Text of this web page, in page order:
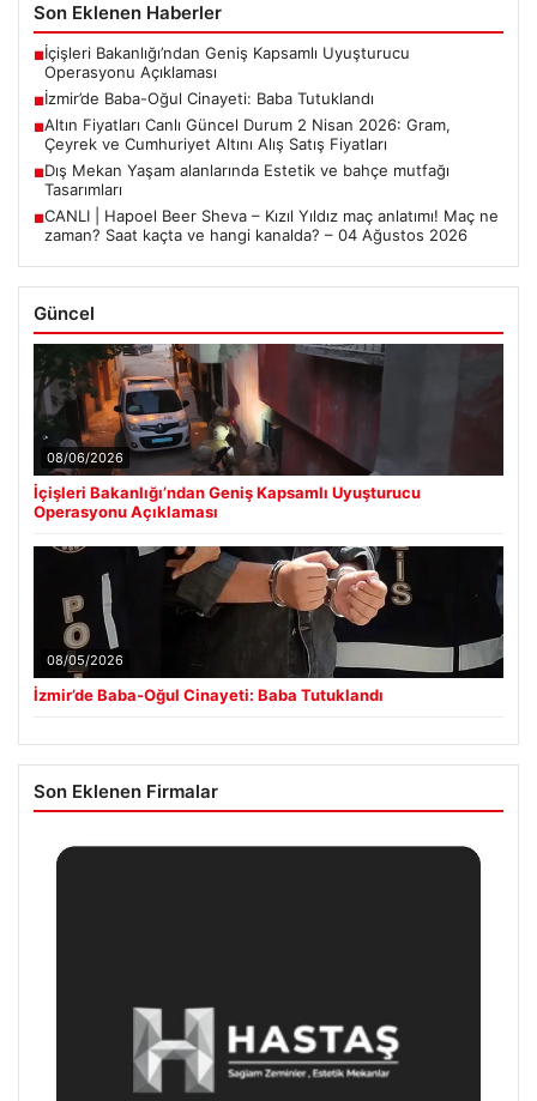
Son Eklenen Haberler
■İçişleri Bakanlığı’ndan Geniş Kapsamlı Uyuşturucu
Operasyonu Açıklaması
■İzmir’de Baba-Oğul Cinayeti: Baba Tutuklandı
■Altın Fiyatları Canlı Güncel Durum 2 Nisan 2026: Gram,
Çeyrek ve Cumhuriyet Altını Alış Satış Fiyatları
■Dış Mekan Yaşam alanlarında Estetik ve bahçe mutfağı
Tasarımları
■CANLI | Hapoel Beer Sheva – Kızıl Yıldız maç anlatımı! Maç ne
zaman? Saat kaçta ve hangi kanalda? – 04 Ağustos 2026
Güncel
08/06/2026
İçişleri Bakanlığı’ndan Geniş Kapsamlı Uyuşturucu
Operasyonu Açıklaması
08/05/2026
İzmir’de Baba-Oğul Cinayeti: Baba Tutuklandı
Son Eklenen Firmalar